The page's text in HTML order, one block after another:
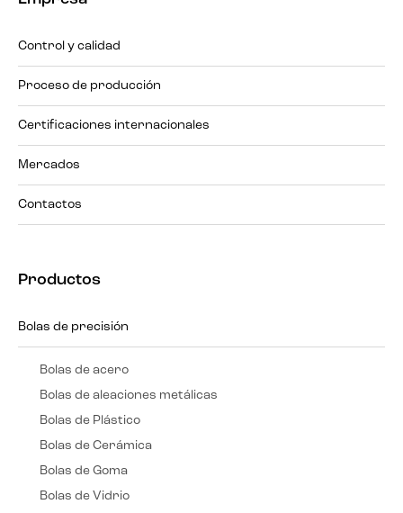
Control y calidad
Proceso de producción
Certificaciones internacionales
Mercados
Contactos
Productos
Bolas de precisión
Bolas de acero
Bolas de aleaciones metálicas
Bolas de Plástico
Bolas de Cerámica
Bolas de Goma
Bolas de Vidrio